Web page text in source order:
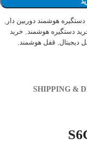
دستگیره هوشمند دوربین دار
دستگیره هوشمند
خرید
دیجیتال قفل هوشمند
SHIPPING &